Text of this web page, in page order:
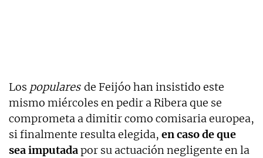
Los populares de Feijóo han insistido este
mismo miércoles en pedir a Ribera que se
comprometa a dimitir como comisaria europea,
si finalmente resulta elegida, en caso de que
sea imputadapor su actuación negligente en la